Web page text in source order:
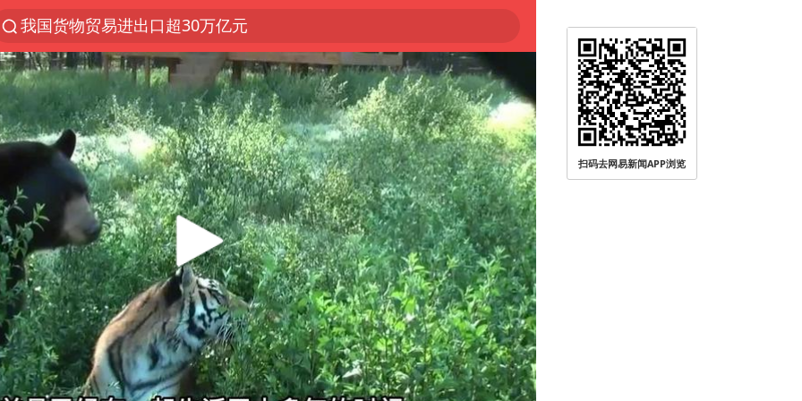
我国货物贸易进出口超30万亿元
上半年我国机械工业经济运行稳中有进
台风白海豚加强
官方通报教师招聘笔试前13名被淘汰
国防部回应日本试射“战斧”导弹
广东雷州通报特教老师招聘违规事件
A股三大股指收涨
“立秋的第一杯奶茶”又爆单了
泰国校园枪击案死亡人数升至7人
泰国枪击案凶手先杀祖父母后行凶
宇树科技中一签需缴款7.54万元
扫码去网易新闻APP浏览